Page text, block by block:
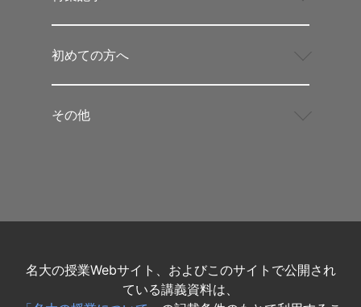
初めての方へ
その他
名大の授業Webサイト、およびこのサイトで公開され
ている講義資料は、